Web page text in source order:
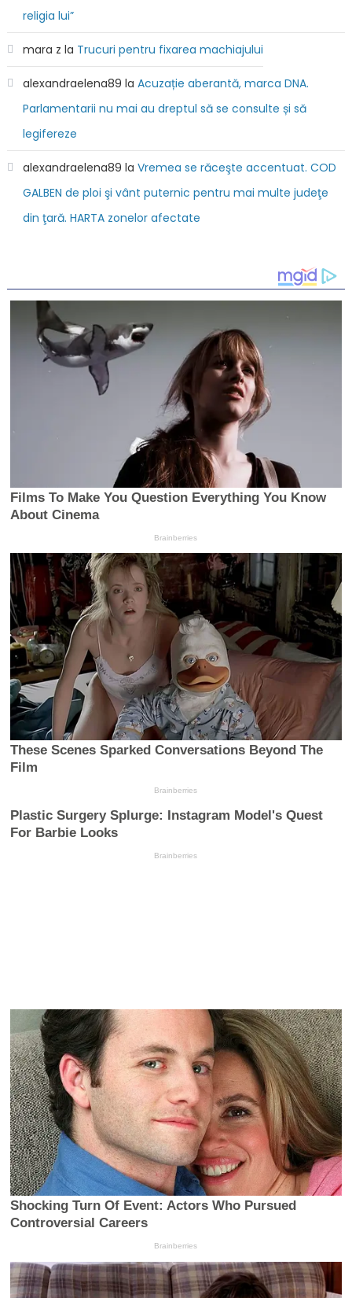
religia lui”
mara z la Trucuri pentru fixarea machiajului
alexandraelena89 la Acuzație aberantă, marca DNA.
Parlamentarii nu mai au dreptul să se consulte și să
legifereze
alexandraelena89 la Vremea se răceşte accentuat. COD
GALBEN de ploi şi vânt puternic pentru mai multe judeţe
din ţară. HARTA zonelor afectate